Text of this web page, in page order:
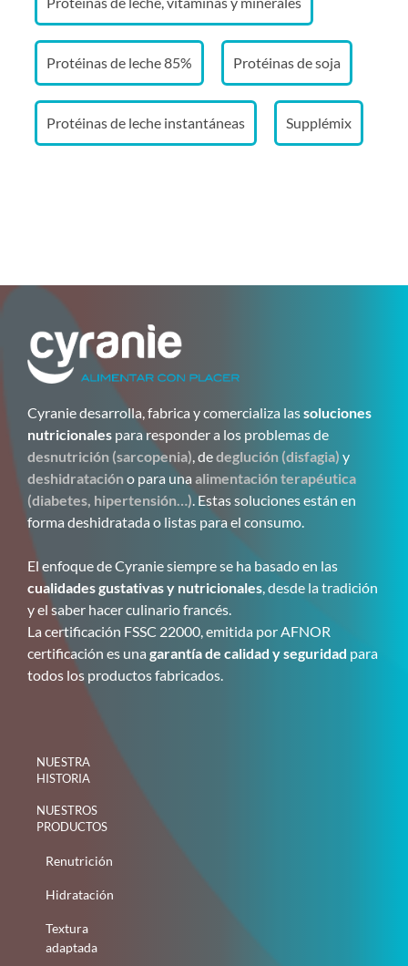
Protéinas de leche 85% Protéinas de soja
Protéinas de leche instantáneas Supplémix
Cyranie desarrolla, fabrica y comercializa lassoluciones
nutricionales para responder a los problemas de
desnutrición (sarcopenia), dedeglución (disfagia) y
deshidratación o para una alimentación terapéutica
(diabetes, hipertensión…). Estas soluciones están en
forma deshidratada o listas para el consumo.
El enfoque de Cyranie siempre se ha basado en las
cualidades gustativas y nutricionales, desde la tradición
y el saber hacer culinario francés.
La certificación FSSC 22000, emitida por AFNOR
certificación es una garantía de calidad y seguridad para
todos los productos fabricados.
NUESTRA
HISTORIA
NUESTROS
PRODUCTOS
Renutrición
Hidratación
Textura
adaptada